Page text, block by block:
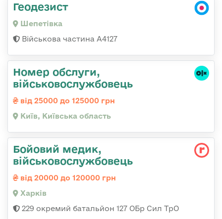
Геодезист
Шепетівка
Військова частина А4127
Номер обслуги,
військовослужбовець
від 25000 до 125000 грн
Київ, Київська область
Бойовий медик,
військовослужбовець
від 20000 до 120000 грн
Харків
229 окремий батальйон 127 ОБр Сил ТрО